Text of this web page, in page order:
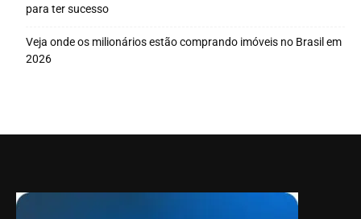
para ter sucesso
Veja onde os milionários estão comprando imóveis no Brasil em
2026